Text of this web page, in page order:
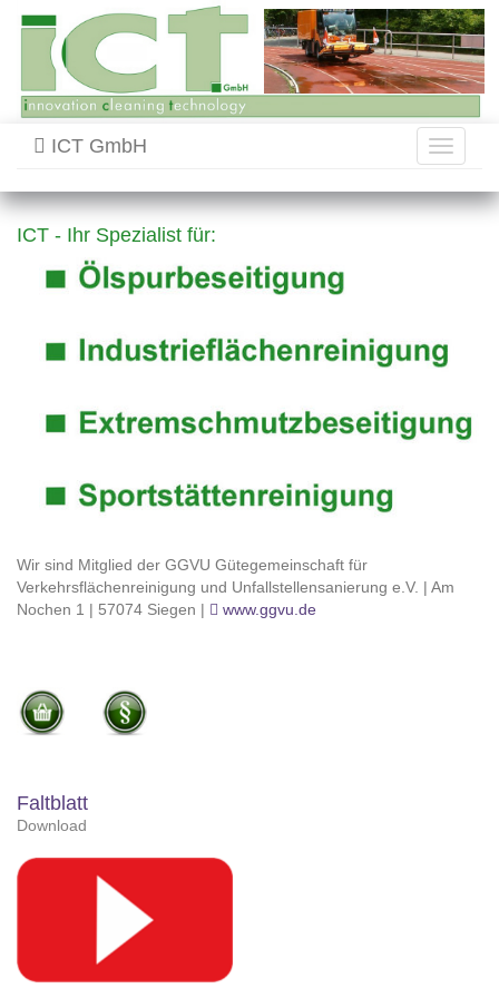
Toggle
ICT GmbH
ICT - Ihr Spezialist für:
Wir sind Mitglied der GGVU Gütegemeinschaft für
Verkehrsflächenreinigung und Unfallstellensanierung e.V. | Am
Nochen 1 | 57074 Siegen |
www.ggvu.de
Faltblatt
Download